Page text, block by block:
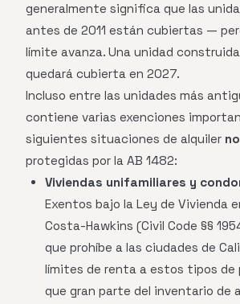
generalmente significa que las
antes de 2011 están cubiertas —
límite avanza. Una unidad
quedará cubierta en 2027.
Incluso entre las unidades más
contiene varias exenciones
siguientes situaciones de alquiler no
protegidas por la AB 1482:
Viviendas unifamiliares y
Exentos bajo la Ley de Vivienda
Costa-Hawkins (Civil Code §§
que prohíbe a las ciudades de
límites de renta a estos tipos de
que gran parte del inventario de